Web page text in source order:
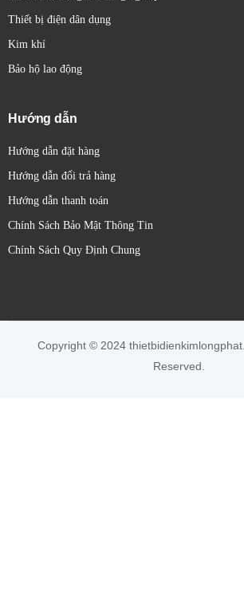
Thiết bị điện dân dụng
Kim khí
Bảo hộ lao động
Hướng dẫn
Hướng dẫn đặt hàng
Hướng dẫn đổi trả hàng
Hướng dẫn thanh toán
Chính Sách Bảo Mật Thông Tin
Chính Sách Quy Định Chung
Copyright © 2024
Reserved.